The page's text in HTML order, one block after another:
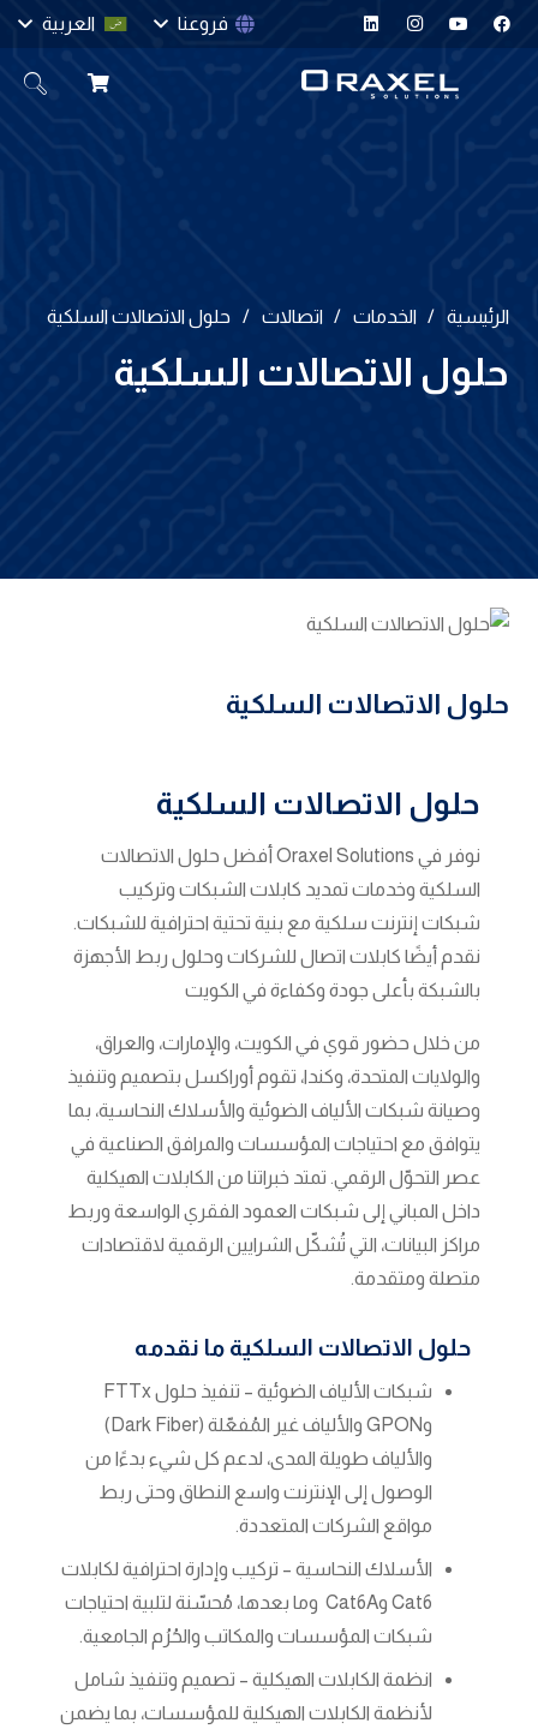
فروعنا العربية
الرئيسية / الخدمات / اتصالات / حلول الاتصالات السلكية
حلول الاتصالات السلكية
حلول الاتصالات السلكية
حلول الاتصالات السلكية
نوفر في Oraxel Solutions أفضل حلول الاتصالات
السلكية وخدمات تمديد كابلات الشبكات وتركيب
شبكات إنترنت سلكية مع بنية تحتية احترافية للشبكات.
نقدم أيضًا كابلات اتصال للشركات وحلول ربط الأجهزة
بالشبكة بأعلى جودة وكفاءة في الكويت
من خلال حضور قوي في الكويت، والإمارات، والعراق،
والولايات المتحدة، وكندا، تقوم أوراكسل بتصميم وتنفيذ
وصيانة شبكات الألياف الضوئية والأسلاك النحاسية، بما
يتوافق مع احتياجات المؤسسات والمرافق الصناعية في
عصر التحوّل الرقمي. تمتد خبراتنا من الكابلات الهيكلية
داخل المباني إلى شبكات العمود الفقري الواسعة وربط
مراكز البيانات، التي تُشكّل الشرايين الرقمية لاقتصادات
متصلة ومتقدمة.
حلول الاتصالات السلكية ما نقدمه
شبكات الألياف الضوئية – تنفيذ حلول
وGPON والألياف غير المُفعّلة (Dark Fiber)
والألياف طويلة المدى، لدعم كل شيء بدءًا من
الوصول إلى الإنترنت واسع النطاق وحتى ربط
مواقع الشركات المتعددة.
الأسلاك النحاسية – تركيب وإدارة احترافية لكابلات
Cat6 وCat6A وما بعدها، مُحسّنة لتلبية احتياجات
شبكات المؤسسات والمكاتب والحُرُم الجامعية.
انظمة الكابلات الهيكلية – تصميم وتنفيذ شامل
لأنظمة الكابلات الهيكلية للمؤسسات، بما يضمن